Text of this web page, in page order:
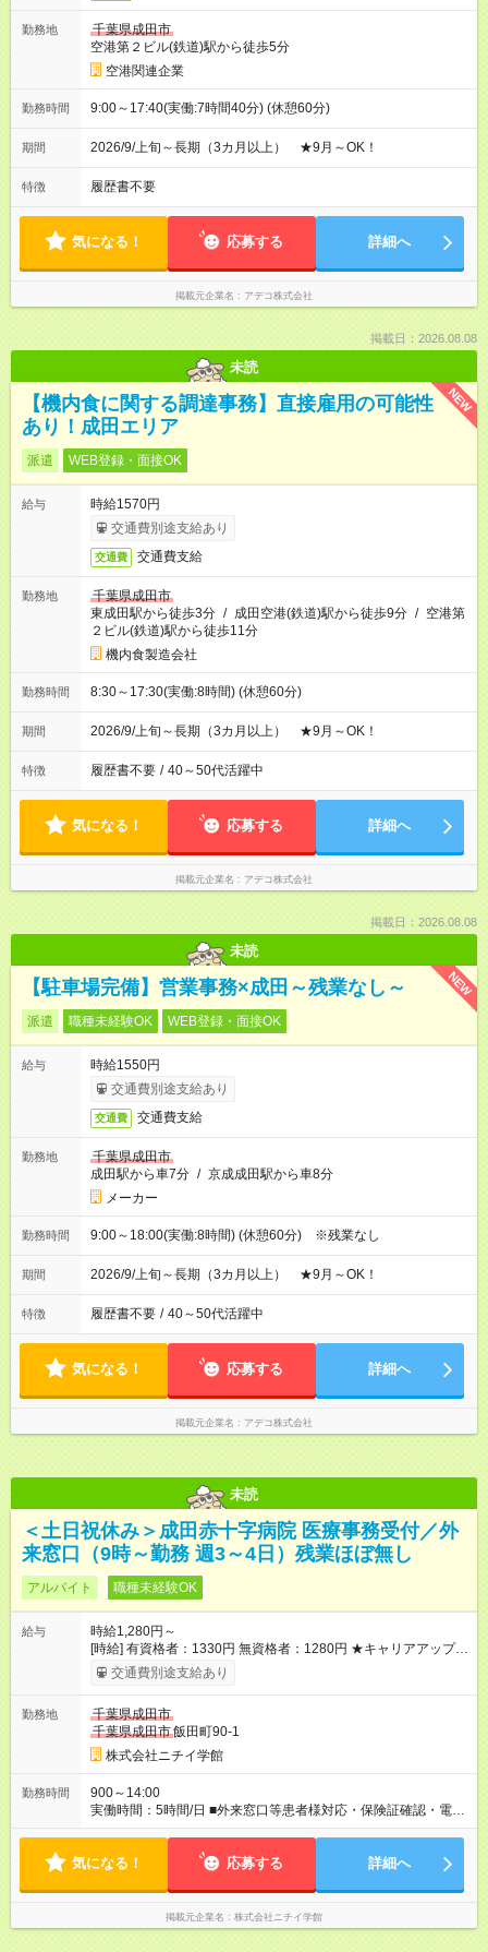
勤務地
千葉県成田市
空港第２ビル(鉄道)駅から徒歩5分
空港関連企業
勤務時間 9:00～17:40(実働:7時間40分) (休憩60分)
期間 2026/9/上旬～長期（3カ月以上） ★9月～OK！
特徴 履歴書不要
気になる！ 応募する 詳細へ
掲載元企業名 アデコ株式会社
掲載日：2026.08.08
未読
NEW
【機内食に関する調達事務】直接雇用の可能性
あり！成田エリア
派遣 WEB登録・面接OK
給与
時給1570円
交通費別途支給あり
交通費 交通費支給
勤務地
千葉県成田市
東成田駅から徒歩3分 / 成田空港(鉄道)駅から徒歩9分 / 空港第
２ビル(鉄道)駅から徒歩11分
機内食製造会社
勤務時間 8:30～17:30(実働:8時間) (休憩60分)
期間 2026/9/上旬～長期（3カ月以上） ★9月～OK！
特徴 履歴書不要 / 40～50代活躍中
気になる！ 応募する 詳細へ
掲載元企業名 アデコ株式会社
掲載日：2026.08.08
未読
NEW
【駐車場完備】営業事務×成田～残業なし～
派遣 職種未経験OK WEB登録・面接OK
給与
時給1550円
交通費別途支給あり
交通費 交通費支給
勤務地
千葉県成田市
成田駅から車7分 / 京成成田駅から車8分
メーカー
勤務時間 9:00～18:00(実働:8時間) (休憩60分) ※残業なし
期間 2026/9/上旬～長期（3カ月以上） ★9月～OK！
特徴 履歴書不要 / 40～50代活躍中
気になる！ 応募する 詳細へ
掲載元企業名 アデコ株式会社
未読
＜土日祝休み＞成田赤十字病院 医療事務受付／外
来窓口（9時～勤務 週3～4日）残業ほぼ無し
アルバイト 職種未経験OK
給与
時給1,280円～
[時給] 有資格者：1330円 無資格者：1280円 ★キャリアアップ制
度あり 進級により給与がアップします！ 【試用期間】試用期間
あり 試用期間の長さ：3ヶ月 雇用形態、給与は本採用時と同じ
交通費別途支給あり
勤務地
千葉県成田市
千葉県成田市飯田町90-1
株式会社ニチイ学館
勤務時間
900～14:00
実働時間：5時間/日 ■外来窓口等患者様対応・保険証確認・電話
対応 月～金 9:00～14:00（休憩なし） ※週3～4日勤務 ※月70時
気になる！ 応募する 詳細へ
掲載元企業名 株式会社ニチイ学館